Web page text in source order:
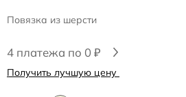
Повязка из шерсти
4 платежа по 0 ₽
Получить лучшую цену